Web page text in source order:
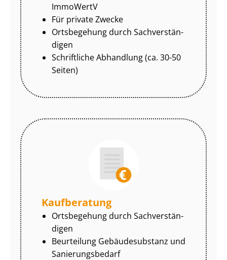
ImmoWertV
Für private Zwecke
Ortsbegehung durch Sach­ver­stän­
di­gen
Schriftliche Abhandlung (ca. 30-50
Seiten)
Kaufberatung
Ortsbegehung durch Sach­ver­stän­
di­gen
Beurteilung Gebäudesubstanz und
Sa­nie­rungs­be­darf